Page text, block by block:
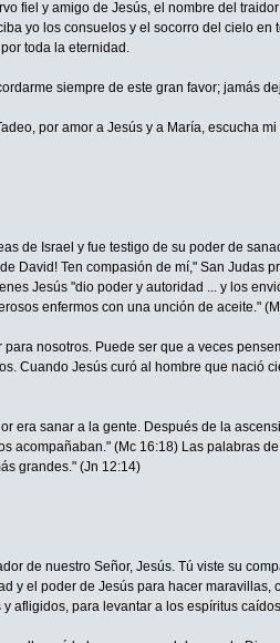
fiel y amigo de Jesús, el nombre del
yo los consuelos y el socorro del cielo
toda la eternidad.
siempre de este gran favor; jamás
por amor a Jesús y a María, escucha
de Israel y fue testigo de su poder de
David! Ten compasión de mí," San Judas
Jesús "dio poder y autoridad ... y los
enfermos con una unción de aceite."
nosotros. Puede ser que a veces
Cuando Jesús curó al hombre que nació
era sanar a la gente. Después de la
acompañaban." (Mc 16:18) Las palabras
grandes." (Jn 12:14)
de nuestro Señor, Jesús. Tú viste su
y el poder de Jesús para hacer
afligidos, para levantar a los espíritus